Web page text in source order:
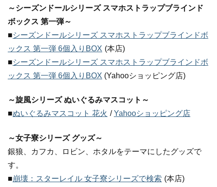
～シーズンドールシリーズ スマホストラップブラインド
ボックス 第一弾～
■シーズンドールシリーズ スマホストラップブラインドボ
ックス 第一弾 6個入りBOX (本店)
■シーズンドールシリーズ スマホストラップブラインドボ
ックス 第一弾 6個入りBOX (Yahooショッピング店)
～旋風シリーズ ぬいぐるみマスコット～
■ぬいぐるみマスコット 花火 /Yahooショッピング店
～女子寮シリーズ グッズ～
銀狼、カフカ、ロビン、ホタルをテーマにしたグッズで
す。
■崩壊：スターレイル 女子寮シリーズで検索 (本店)